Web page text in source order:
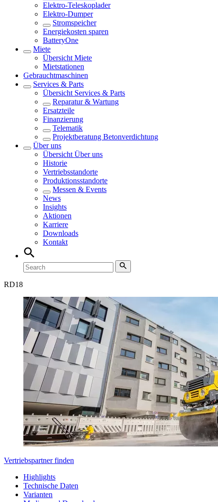
Elektro-Teleskoplader
Elektro-Dumper
Stromspeicher
Energiekosten sparen
BatteryOne
Miete
Übersicht Miete
Mietstationen
Gebrauchtmaschinen
Services & Parts
Übersicht Services & Parts
Reparatur & Wartung
Ersatzteile
Finanzierung
Telematik
Projektberatung Betonverdichtung
Über uns
Übersicht Über uns
Historie
Vertriebsstandorte
Produktionsstandorte
Messen & Events
News
Insights
Aktionen
Karriere
Downloads
Kontakt
RD18
Vertriebspartner finden
Highlights
Technische Daten
Varianten